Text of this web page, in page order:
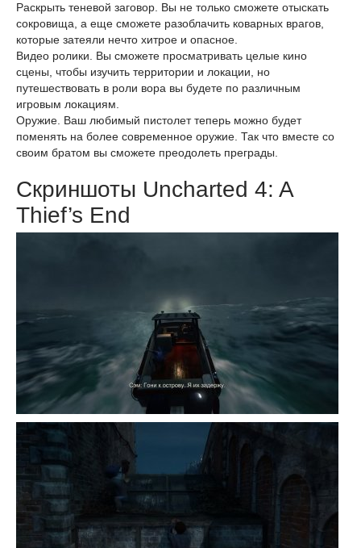
Раскрыть теневой заговор. Вы не только сможете отыскать
сокровища, а еще сможете разоблачить коварных врагов,
которые затеяли нечто хитрое и опасное.
Видео ролики. Вы сможете просматривать целые кино
сцены, чтобы изучить территории и локации, но
путешествовать в роли вора вы будете по различным
игровым локациям.
Оружие. Ваш любимый пистолет теперь можно будет
поменять на более современное оружие. Так что вместе со
своим братом вы сможете преодолеть преграды.
Скриншоты Uncharted 4: A
Thief’s End